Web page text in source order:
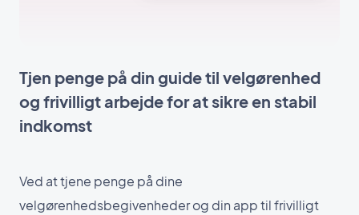
Tjen penge på din guide til velgørenhed
og frivilligt arbejde for at sikre en stabil
indkomst
Ved at tjene penge på dine
velgørenhedsbegivenheder og din app til frivilligt